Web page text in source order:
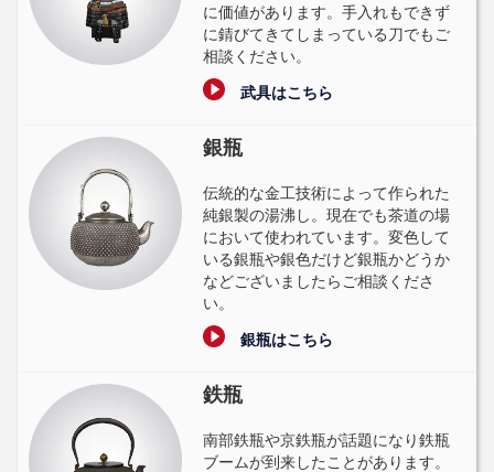
に価値があります。手入れもできず
に錆びてきてしまっている刀でもご
相談ください。
武具はこちら
銀瓶
伝統的な金工技術によって作られた
純銀製の湯沸し。現在でも茶道の場
において使われています。変色して
いる銀瓶や銀色だけど銀瓶かどうか
などございましたらご相談くださ
い。
銀瓶はこちら
鉄瓶
南部鉄瓶や京鉄瓶が話題になり鉄瓶
ブームが到来したことがあります。